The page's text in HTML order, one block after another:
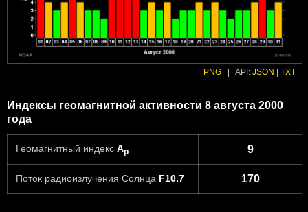
PNG API: JSON TXT
Индексы геомагнитной активности 8 августа 2000
года
Геомагнитный индекс Ap 9
Поток радиоизлучения Солнца F10.7 170